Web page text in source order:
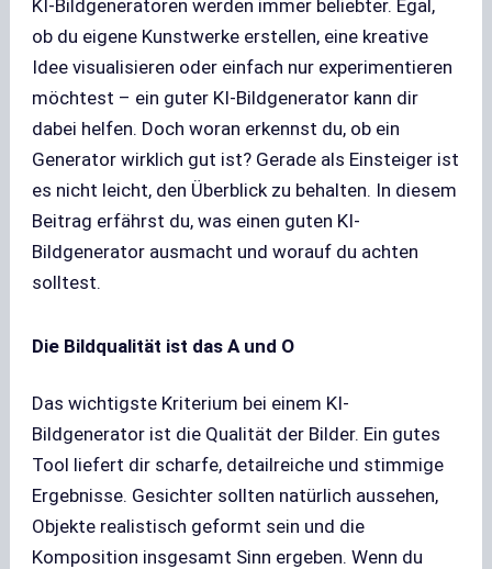
KI-Bildgeneratoren werden immer beliebter. Egal,
ob du eigene Kunstwerke erstellen, eine kreative
Idee visualisieren oder einfach nur experimentieren
möchtest – ein guter KI-Bildgenerator kann dir
dabei helfen. Doch woran erkennst du, ob ein
Generator wirklich gut ist? Gerade als Einsteiger ist
es nicht leicht, den Überblick zu behalten. In diesem
Beitrag erfährst du, was einen guten KI-
Bildgenerator ausmacht und worauf du achten
solltest.
Die Bildqualität ist das A und O
Das wichtigste Kriterium bei einem KI-
Bildgenerator ist die Qualität der Bilder. Ein gutes
Tool liefert dir scharfe, detailreiche und stimmige
Ergebnisse. Gesichter sollten natürlich aussehen,
Objekte realistisch geformt sein und die
Komposition insgesamt Sinn ergeben. Wenn du